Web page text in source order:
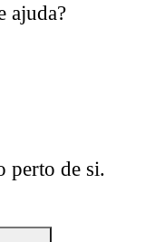
ajuda?
perto de si.